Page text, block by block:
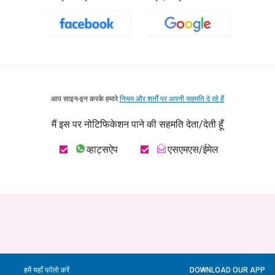
आप साइन-इन करके हमारेनियम और शर्तों पर अपनी सहमति दे रहे हैं
मैं इस पर नोटिफिकेशन पाने की सहमति देता/देती हूँ
व्हाट्सऐप एसएमएस/ईमेल
हमें यहाँ फॉलो करें DOWNLOAD OUR APP